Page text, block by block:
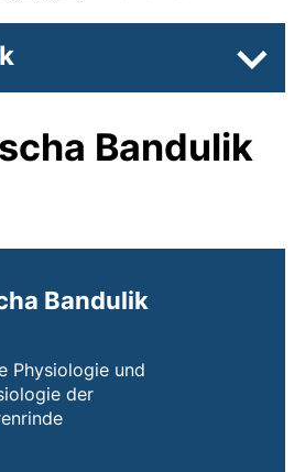
Bandulik
Bandulik
Physiologie und
der
Dr. Sascha Bandulik